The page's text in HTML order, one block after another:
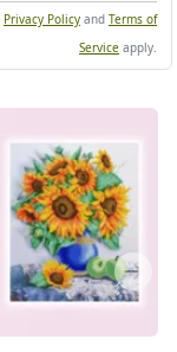
Privacy Policy and Terms of
Service apply.
Next